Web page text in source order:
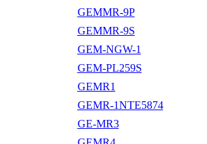
GEMMR-9P
GEMMR-9S
GEM-NGW-1
GEM-PL259S
GEMR1
GEMR-1NTE5874
GE-MR3